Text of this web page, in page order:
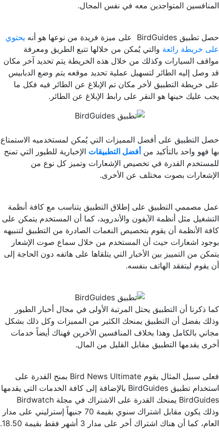
المنافسين المتواجدين معه في نفس المجال.
حصل تطبيق BirdGuides على ميزة فريدة من نوعها هو أنه
يحتوي
على خريطة رائعة والتي يُمكن من خلالها تتبع الطريق ومعرفة
مواقف السيارات وكذلك من خلال هذه الخريطة يتم تحديد آخر مكان
قد وصل إليه الطائر لتسهيل عملية تحديد موقعه يتم وضع الدبابيس
على خريطة التطبيق لأخر مكان تم الإبلاغ عن الطائر فيه فكل ما
يجب عليك حينها هو النقر على رابط الإبلاغ عن الطائر.
حصل التطبيق على أفضل المميزات التي يُمكن لمستخدميه الاستمتاع
بها فهو واحد بالتأكيد من أفضل التطبيقات الإخبارية للطيور التي تمنح
للمستخدم القدرة في تخصيص الإشعارات وتميز كل نوع من
الإشعارات بصوت مختلف عن الأخرى.
عمل مصممي التطبيق على إطلاق التطبيق يتناسب مع كافة أنظمة
التشغيل مثل أنظمة الآيفون والأندرويد، كما أن المستخدم يتمكن على
كافة الأنظمة أن يقوم بتخصيص النغمات الصادرة من التطبيق لتنبيهه
بوجود اشعارات حيث أن المستخدم من خلال سماع صوت الإشعار
يتمكن من التمييز بين الأخبار التي يتلقاها على هاتفه دون الحاجة إلى
أن يقوم ليتفقد الهاتف بنفسه.
كما ذكرنا أن التطبيق يحتل المرتبة الأولى في مجال أخبار الطيور
وذلك بفضل أن التطبيق يمنحك الكثير من المميزات وكل ذلك بشكل
مجاني بالكامل وهذا بخلاف المنافسين الأخرين فهناك أيضاً خدمات
أخرى يقدمها التطبيق مقابل القليل من المال.
فعلى سبيل المثال يقوم Bird News Ultimate بمنح القدرة على
استخدام تطبيق BirdGuides بالإضافة إلى كافة الخدمات التي يقدمها
BirdGuides يمنحك القدرة على الاشتراك في مجلة Birdwatch
وذلك يكون مقابل اشتراك سنوي بقيمة 70 جنيهاً إسترليني على مدار
العام، كما أن هناك اشتراك أخر على مدار 3 أشهر فقط بقيمة 18.50.